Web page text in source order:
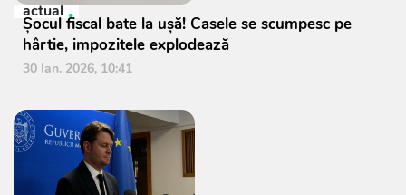
actual
Șocul fiscal bate la ușă! Casele se scumpesc pe
hârtie, impozitele explodează
30 Ian. 2026, 10:41